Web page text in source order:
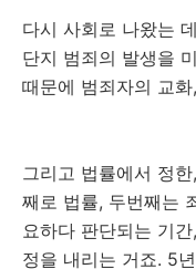
다시 사회로 나왔는
단지 범죄의 발생을
때문에 범죄자의 교
그리고 법률에서 정
째로 법률, 두번째는
요하다 판단되는 기
정을 내리는 거죠. 5